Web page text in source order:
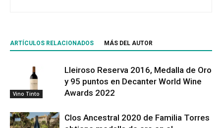
ARTÍCULOS RELACIONADOS MÁS DEL AUTOR
Vino Tinto
Lleiroso Reserva 2016, Medalla de Oro
y 95 puntos en Decanter World Wine
Awards 2022
Clos Ancestral 2020 de Familia Torres